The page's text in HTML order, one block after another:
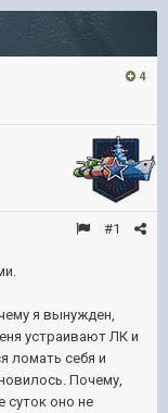
4
#1
я вынужден,
устраивают ЛК и
ломать себя и
Почему,
суток оно не